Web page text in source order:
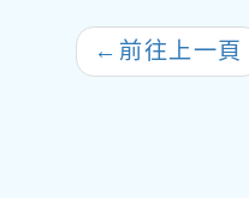
← 前往上一頁